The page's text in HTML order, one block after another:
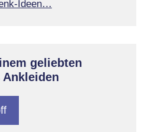
Ideen…
geliebten
Ankleiden